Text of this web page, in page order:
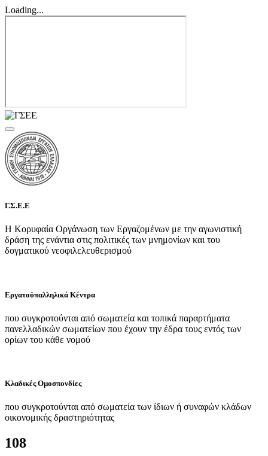
Loading...
Γ.Σ.Ε.Ε
Η Κορυφαία Οργάνωση των Εργαζομένων με την αγωνιστική
δράση της ενάντια στις πολιτικές των μνημονίων και του
δογματικού νεοφιλελευθερισμού
Εργατοϋπαλληλικά Κέντρα
που συγκροτούνται από σωματεία και τοπικά παραρτήματα
πανελλαδικών σωματείων που έχουν την έδρα τους εντός των
ορίων του κάθε νομού
Κλαδικές Ομοσπονδίες
που συγκροτούνται από σωματεία των ίδιων ή συναφών κλάδων
οικονομικής δραστηριότητας
108